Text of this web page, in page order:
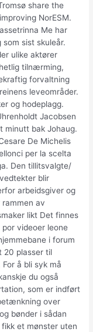
share the
NorESM.
Me har
sist skuleår.
ulike aktører
tilnærming,
forvaltning
leveområder.
og hodeplagg.
Jacobsen
minutt bak Johaug.
De Michelis
per la scelta
Den tillitsvalgte/
blir
arbeidsgiver og
av
likt Det finnes
videoer leone
i forum
20 plasser til
å bli syk må
du også
som er indført
over
bønder i sådan
et mønster uten